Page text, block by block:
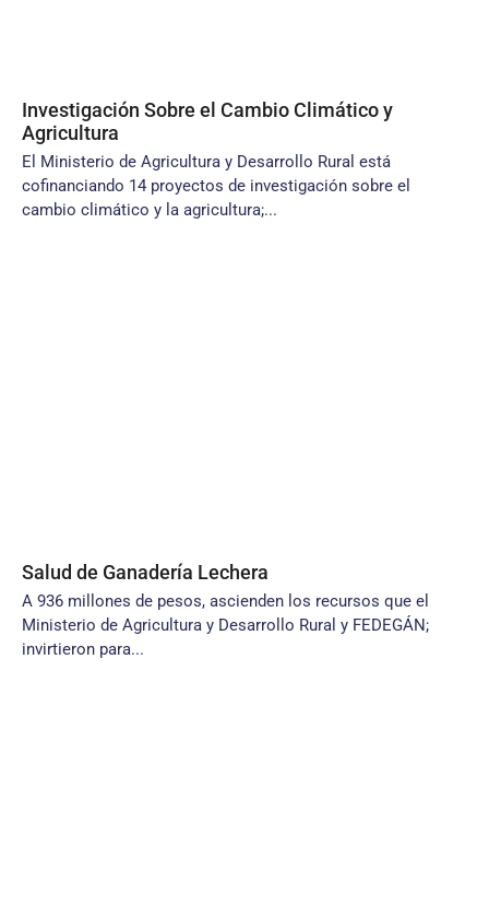
Investigación Sobre el Cambio Climático y
Agricultura
El Ministerio de Agricultura y Desarrollo Rural está
cofinanciando 14 proyectos de investigación sobre el
cambio climático y la agricultura;...
Salud de Ganadería Lechera
A 936 millones de pesos, ascienden los recursos que el
Ministerio de Agricultura y Desarrollo Rural y FEDEGÁN;
invirtieron para...